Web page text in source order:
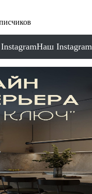
Наш Instagram